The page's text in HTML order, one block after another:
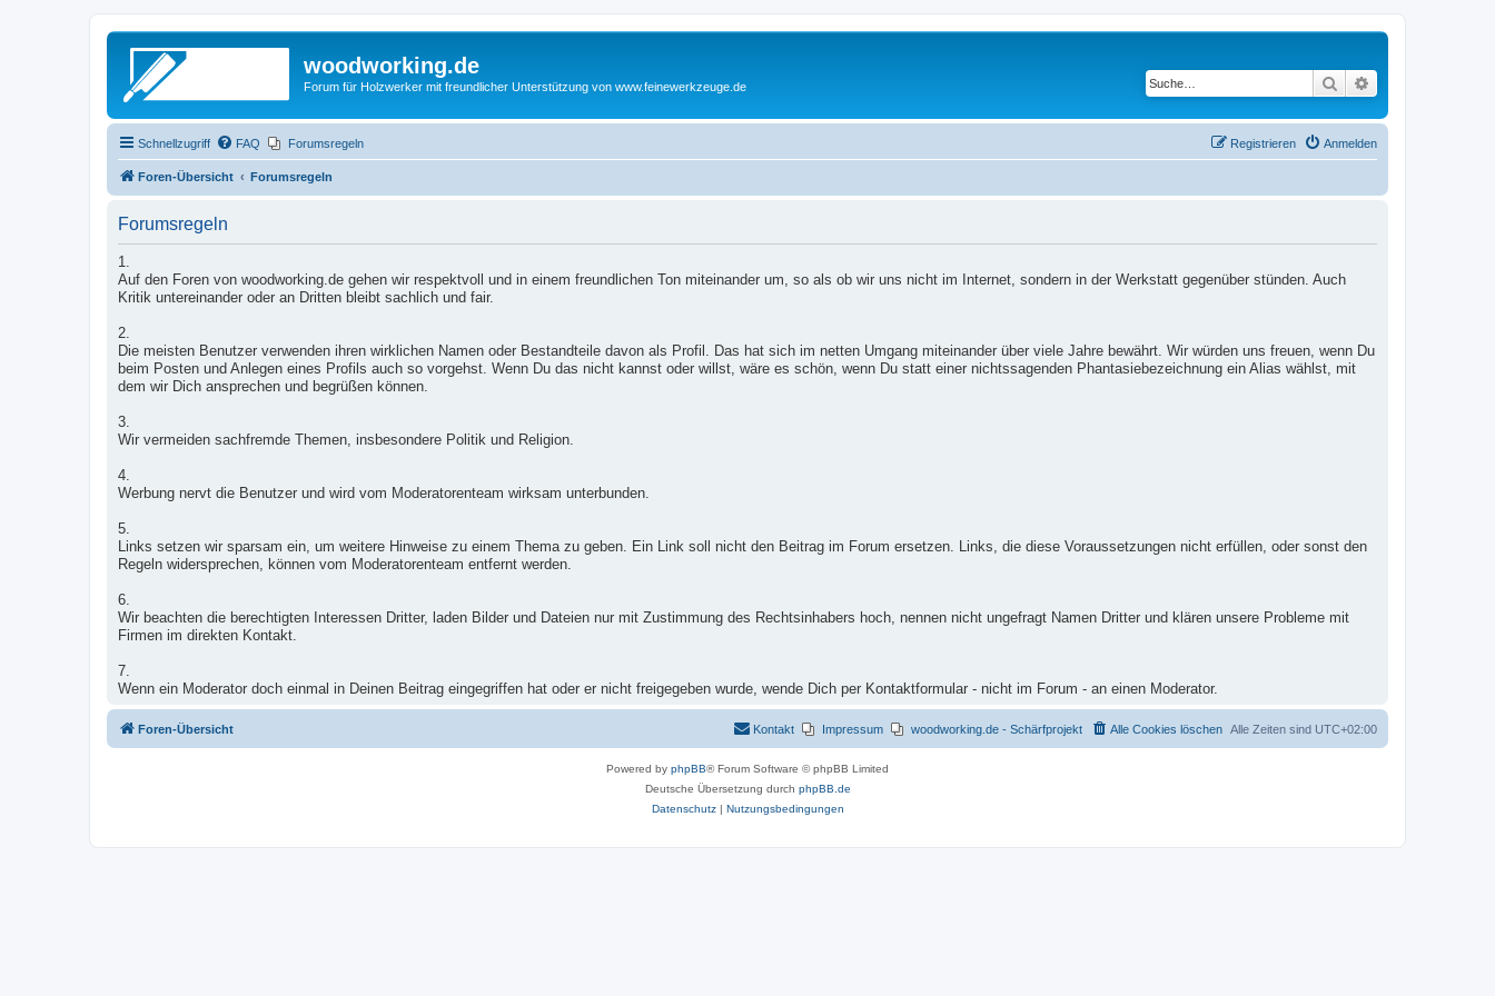
woodworking.de
Forum für Holzwerker mit freundlicher Unterstützung von www.feinewerkzeuge.de Suche
Schnellzugriff FAQ Forumsregeln Anmelden
Registrieren
Foren-Übersicht Forumsregeln
Forumsregeln
1.
Auf den Foren von woodworking.de gehen wir respektvoll und in einem freundlichen Ton miteinander um, so als ob wir uns nicht im Internet, sondern in der Werkstatt gegenüber stünden. Auch
Kritik untereinander oder an Dritten bleibt sachlich und fair.
2.
Die meisten Benutzer verwenden ihren wirklichen Namen oder Bestandteile davon als Profil. Das hat sich im netten Umgang miteinander über viele Jahre bewährt. Wir würden uns freuen, wenn Du
beim Posten und Anlegen eines Profils auch so vorgehst. Wenn Du das nicht kannst oder willst, wäre es schön, wenn Du statt einer nichtssagenden Phantasiebezeichnung ein Alias wählst, mit
dem wir Dich ansprechen und begrüßen können.
3.
Wir vermeiden sachfremde Themen, insbesondere Politik und Religion.
4.
Werbung nervt die Benutzer und wird vom Moderatorenteam wirksam unterbunden.
5.
Links setzen wir sparsam ein, um weitere Hinweise zu einem Thema zu geben. Ein Link soll nicht den Beitrag im Forum ersetzen. Links, die diese Voraussetzungen nicht erfüllen, oder sonst den
Regeln widersprechen, können vom Moderatorenteam entfernt werden.
6.
Wir beachten die berechtigten Interessen Dritter, laden Bilder und Dateien nur mit Zustimmung des Rechtsinhabers hoch, nennen nicht ungefragt Namen Dritter und klären unsere Probleme mit
Firmen im direkten Kontakt.
7.
Wenn ein Moderator doch einmal in Deinen Beitrag eingegriffen hat oder er nicht freigegeben wurde, wende Dich per Kontaktformular - nicht im Forum - an einen Moderator.
Foren-Übersicht Alle Zeiten sind UTC+02:00
Alle Cookies löschen
woodworking.de - Schärfprojekt
Impressum
Kontakt
Powered by phpBB® Forum Software © phpBB Limited
Deutsche Übersetzung durch phpBB.de
Datenschutz| Nutzungsbedingungen